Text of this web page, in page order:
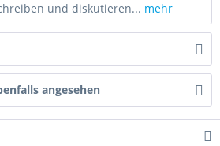
und diskutieren... mehr
angesehen